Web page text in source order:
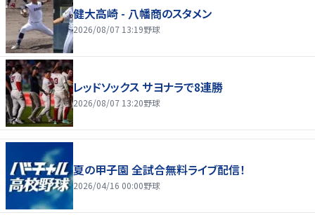
健大高崎 - 八幡商のスタメン
2026/08/07 13:19野球
レッドソックス サヨナラで8連勝
2026/08/07 13:20野球
夏の甲子園 全試合無料ライブ配信！
2026/04/16 00:00野球